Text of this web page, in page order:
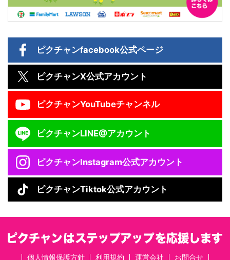
ピクチャンfacebook公式ページ
ピクチャンX公式アカウント
ピクチャンYouTubeチャンネル
ピクチャンLINE@アカウント
ピクチャンInstagram公式アカウント
ピクチャンTiktok公式アカウント
個人情報保護方針 利用規約 運営会社 お問合せ